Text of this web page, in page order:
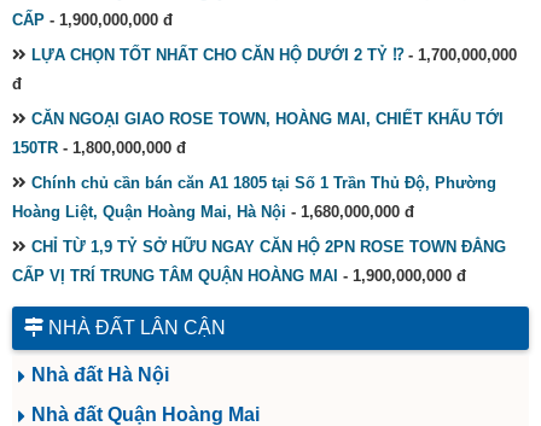
CẤP - 1,900,000,000 đ
LỰA CHỌN TỐT NHẤT CHO CĂN HỘ DƯỚI 2 TỶ ⁉️- 1,700,000,000
đ
CĂN NGOẠI GIAO ROSE TOWN, HOÀNG MAI, CHIẾT KHẤU TỚI
150TR - 1,800,000,000 đ
Chính chủ cần bán căn A1 1805 tại Số 1 Trần Thủ Độ, Phường
Hoàng Liệt, Quận Hoàng Mai, Hà Nội - 1,680,000,000 đ
CHỈ TỪ 1,9 TỶ SỞ HỮU NGAY CĂN HỘ 2PN ROSE TOWN ĐẲNG
CẤP VỊ TRÍ TRUNG TÂM QUẬN HOÀNG MAI - 1,900,000,000 đ
NHÀ ĐẤT LÂN CẬN
Nhà đất Hà Nội
Nhà đất Quận Hoàng Mai